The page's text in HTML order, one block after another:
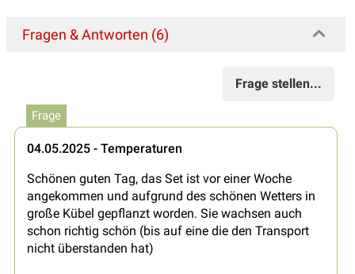
Fragen & Antworten (6)
Frage stellen...
Frage
04.05.2025 - Temperaturen
Schönen guten Tag, das Set ist vor einer Woche
angekommen und aufgrund des schönen Wetters in
große Kübel gepflanzt worden. Sie wachsen auch
schon richtig schön (bis auf eine die den Transport
nicht überstanden hat)